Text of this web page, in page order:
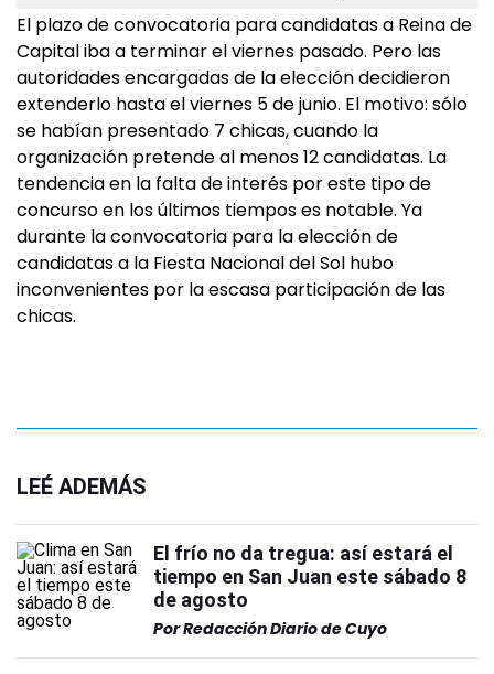
El plazo de convocatoria para candidatas a Reina de
Capital iba a terminar el viernes pasado. Pero las
autoridades encargadas de la elección decidieron
extenderlo hasta el viernes 5 de junio. El motivo: sólo
se habían presentado 7 chicas, cuando la
organización pretende al menos 12 candidatas. La
tendencia en la falta de interés por este tipo de
concurso en los últimos tiempos es notable. Ya
durante la convocatoria para la elección de
candidatas a la Fiesta Nacional del Sol hubo
inconvenientes por la escasa participación de las
chicas.
LEÉ ADEMÁS
El frío no da tregua: así estará el
tiempo en San Juan este sábado 8
de agosto
PorRedacción Diario de Cuyo